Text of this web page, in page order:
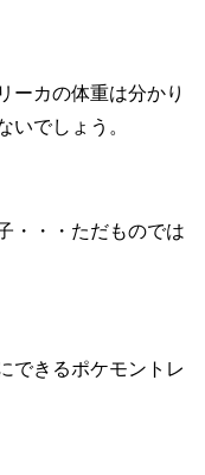
ーカの体重は分かり
いでしょう。
・・・ただものでは
できるポケモントレ